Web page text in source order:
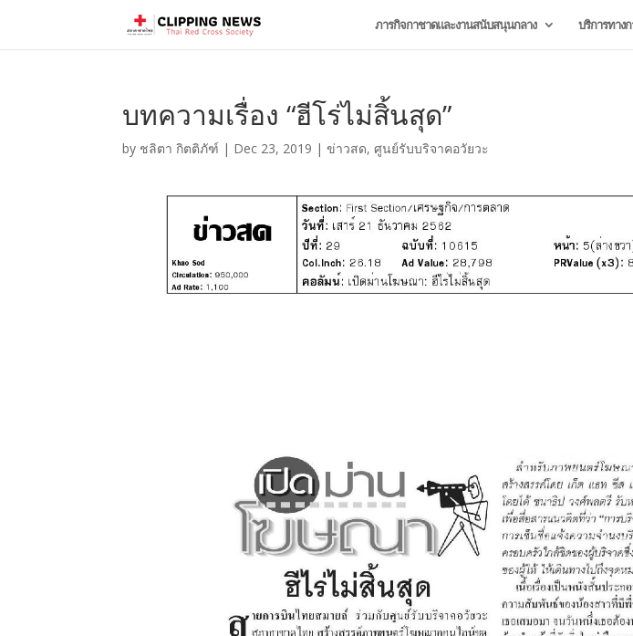
ภารกิจกาชาดและงานสนับสนุนกลาง บริการทาง
บทความเรื่อง “ฮีโร่ไม่สิ้นสุด”
by ชลิตา กิตติภัฑ์ | Dec 23, 2019 |ข่าวสด,ศูนย์รับบริจาคอวัยวะ